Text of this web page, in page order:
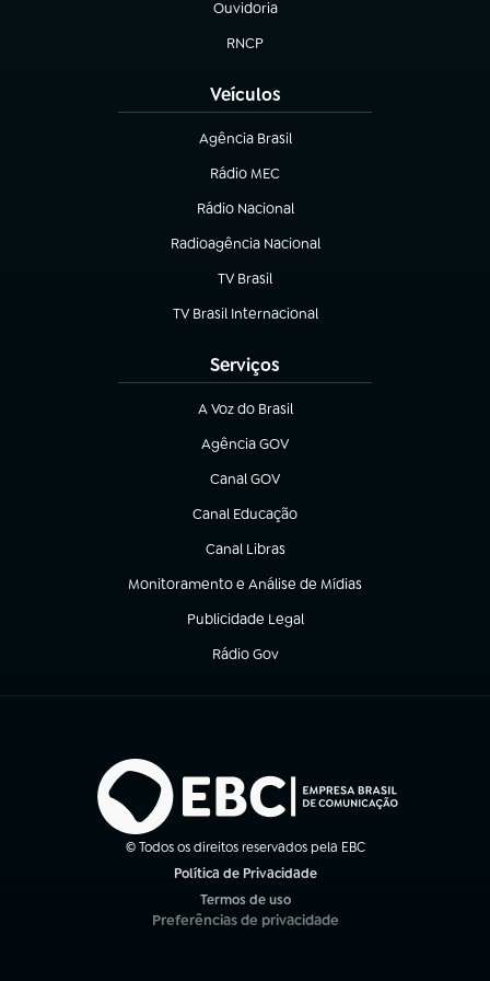
Ouvidoria
(abre em nova aba)
RNCP
(abre em nova aba)
Veículos
Agência Brasil
(abre em nova aba)
Rádio MEC
(abre em nova aba)
Rádio Nacional
Radioagência Nacional
(abre em nova aba)
TV Brasil
(abre em nova aba)
TV Brasil Internacional
(abre em nova aba)
Serviços
A Voz do Brasil
(abre em nova aba)
Agência GOV
(abre em nova aba)
Canal GOV
(abre em nova aba)
Canal Educação
(abre em nova aba)
Canal Libras
(abre em nova aba)
Monitoramento e Análise de Mídias
(abre em nova aba)
Publicidade Legal
(abre em nova aba)
Rádio Gov
(abre em nova aba)
© Todos os direitos reservados pela EBC
Política de Privacidade
Termos de uso
(abre em nova aba)
Preferências de privacidade